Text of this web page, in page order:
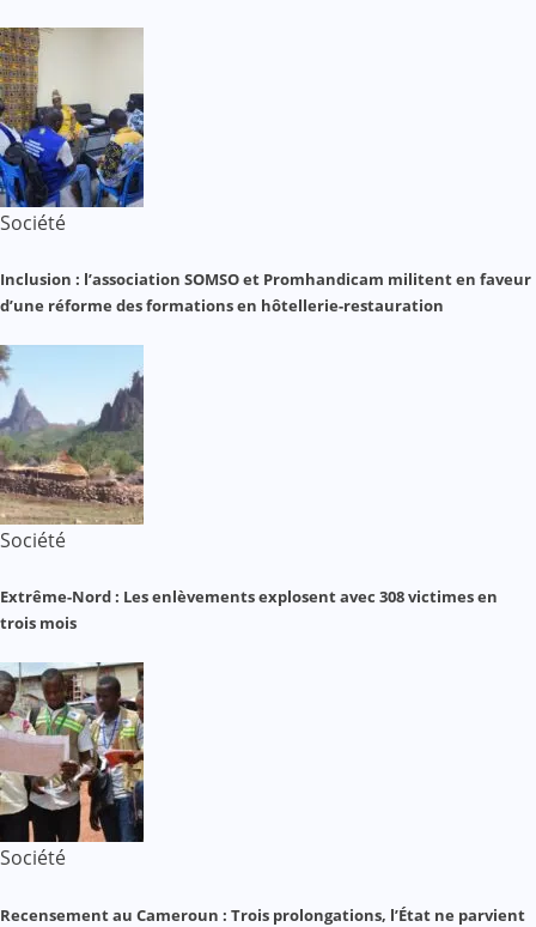
Société
Inclusion : l’association SOMSO et Promhandicam militent en faveur
d’une réforme des formations en hôtellerie-restauration
Société
Extrême-Nord : Les enlèvements explosent avec 308 victimes en
trois mois
Société
Recensement au Cameroun : Trois prolongations, l’État ne parvient